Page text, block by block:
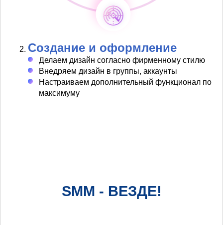
Создание и оформление
Делаем дизайн согласно фирменному стилю
Внедряем дизайн в группы, аккаунты
Настраиваем дополнительный функционал по
максимуму
SMM - ВЕЗДЕ!